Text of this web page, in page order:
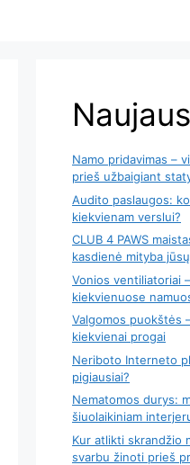
Namo pridavimas –
prieš užbaigiant
Audito paslaugos:
kiekvienam verslui?
CLUB 4 PAWS
kasdienė mityba
Vonios ventiliatoriai
kiekvienuose
Valgomos puokštės
kiekvienai progai
Neriboto Interneto
pigiausiai?
Nematomos durys:
šiuolaikiniam
Kur atlikti skrandžio
svarbu žinoti prieš